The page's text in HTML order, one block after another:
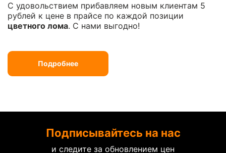
С удовольствием прибавляем новым клиентам 5
рублей к цене в прайсе по каждой позиции
цветного лома. С нами выгодно!
Подробнее
Подписывайтесь на нас
и следите за обновлением цен